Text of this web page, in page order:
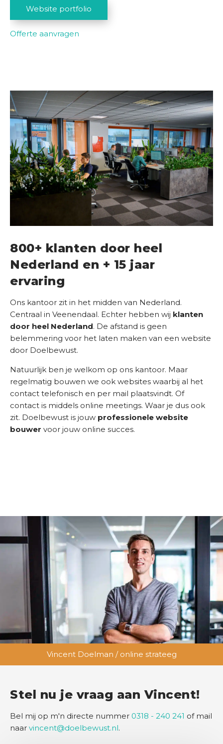
Website portfolio
Offerte aanvragen
800+ klanten door heel
Nederland en + 15 jaar
ervaring
Ons kantoor zit in het midden van Nederland.
Centraal in Veenendaal. Echter hebben wij klanten
door heel Nederland. De afstand is geen
belemmering voor het laten maken van een website
door Doelbewust.
Natuurlijk ben je welkom op ons kantoor. Maar
regelmatig bouwen we ook websites waarbij al het
contact telefonisch en per mail plaatsvindt. Of
contact is middels online meetings. Waar je dus ook
zit. Doelbewust is jouw professionele website
bouwer voor jouw online succes.
Vincent Doelman / online strateeg
Stel nu je vraag aan Vincent!
Bel mij op m'n directe nummer 0318 - 240 241 of mail
naar vincent@doelbewust.nl.